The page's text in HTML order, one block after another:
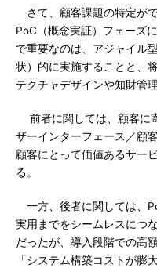
さて、顧客課題の特定が
PoC（概念実証）フェーズ
で重要なのは、アジャイル
状）的に実施することと、
テクチャデザインや知財管
前者に関しては、顧客に
ザーインターフェース／顧
顧客にとって価値あるサー
る。
一方、後者に関しては、
実用までをシームレスにつ
だったが、導入段階での高
「システム構築コストが膨